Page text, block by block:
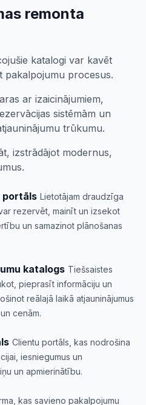
remonta
katalogi var kavēt
pakalpojumu procesus.
ar izaicinājumiem,
sistēmām un
trūkumu.
izstrādājot modernus,
portāls Lietotājam draudzīga
rezervēt, mainīt un izsekot
un samazinot plānošanas
katalogs Tiešsaistes
pieprasīt informāciju un
reālajā laikā atjauninājumus
cenām.
Clientu portāls, kas nodrošina
iesniegumus un
un apmierinātību.
kas savieno pakalpojumu